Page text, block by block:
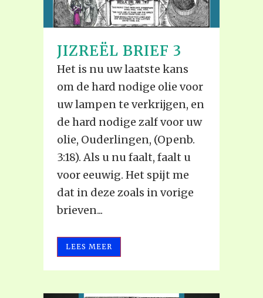
JIZREËL BRIEF 3
Het is nu uw laatste kans
om de hard nodige olie voor
uw lampen te verkrijgen, en
de hard nodige zalf voor uw
olie, Ouderlingen, (Openb.
3:18). Als u nu faalt, faalt u
voor eeuwig. Het spijt me
dat in deze zoals in vorige
brieven...
LEES MEER